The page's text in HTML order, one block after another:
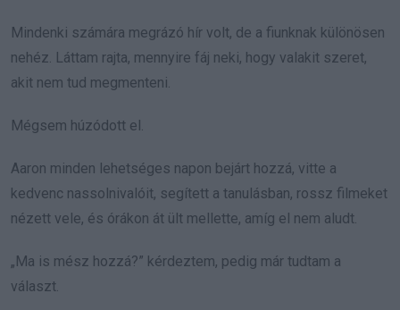
Mindenki számára megrázó hír volt, de a fiunknak különösen
nehéz. Láttam rajta, mennyire fáj neki, hogy valakit szeret,
akit nem tud megmenteni.
Mégsem húzódott el.
Aaron minden lehetséges napon bejárt hozzá, vitte a
kedvenc nassolnivalóit, segített a tanulásban, rossz filmeket
nézett vele, és órákon át ült mellette, amíg el nem aludt.
„Ma is mész hozzá?” kérdeztem, pedig már tudtam a
választ.